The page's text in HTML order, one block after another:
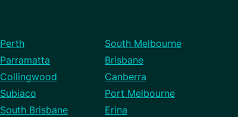
Perth
South Melbourne
Parramatta
Brisbane
Collingwood
Canberra
Subiaco
Port Melbourne
South Brisbane
Erina